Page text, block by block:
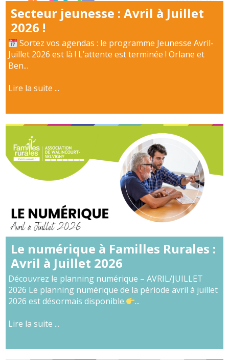
Secteur jeunesse : Avril à Juillet
2026 !
Sortez vos agendas : le programme Jeunesse Avril-
Juillet 2026 est là ! L’attente est terminée ! Orlane et
Ben...
Lire la suite ...
Le numérique à Familles Rurales :
Avril à Juillet 2026
Découvrez le planning numérique – AVRIL/JUILLET
2026 Le planning numérique de la période avril à juillet
2026 est désormais disponible.
...
Lire la suite ...